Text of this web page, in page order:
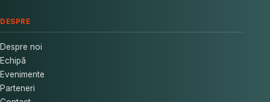
DESPRE
Despre noi
Echipă
Evenimente
Parteneri